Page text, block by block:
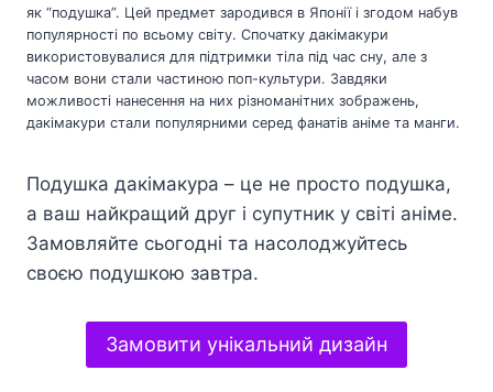
як “подушка”. Цей предмет зародився в Японії і згодом набув
популярності по всьому світу. Спочатку дакімакури
використовувалися для підтримки тіла під час сну, але з
часом вони стали частиною поп-культури. Завдяки
можливості нанесення на них різноманітних зображень,
дакімакури стали популярними серед фанатів аніме та манги.
Подушка дакімакура – це не просто подушка,
а ваш найкращий друг і супутник у світі аніме.
Замовляйте сьогодні та насолоджуйтесь
своєю подушкою завтра.
Замовити унікальний дизайн